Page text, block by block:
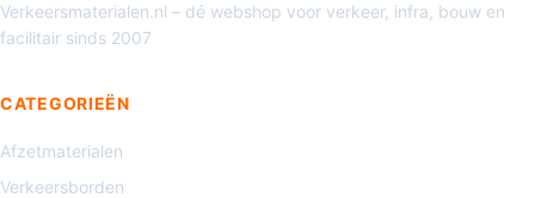
Verkeersmaterialen.nl – dé webshop voor verkeer, infra, bouw en
facilitair sinds 2007
CATEGORIEËN
Afzetmaterialen
Verkeersborden